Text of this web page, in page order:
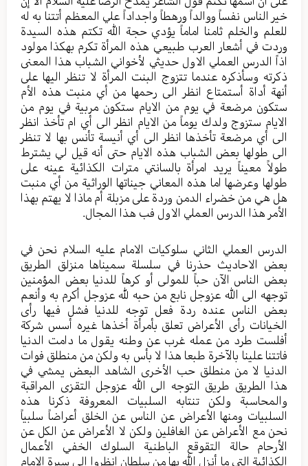
خير الناس نفساً ووالداً ورهطاً واجداداً علي المعظم أتتنا به له
للعلم والخلم ثامنا اماماً يؤدي حجة الله تكتم هذه السيدة
وردت في أشعار العرب طبيعي هذه المرأة تكرم بهكذا مولود
اذاً الدرس العملي الاول حديثي لأخواني الشباب هذا المعنى
ذكرته وسأذكره عندما تتزوج البنت المرأة لا تنظر اليها على
أنهة أداة أستمتاع انظر الى رحمها من أي منبت هذه الأم
ستكون مرضعة في يوم من الايام ستكون مربية في يوم من
الايام ستزوج ولدك يوماً من الايام انظر الى أي ام تأخذ انظر
الى أي مرضعة تأخذها انظر الى أي أنيسة تأنس بها لا تنظر
الى طولها بعض الشباب هذه الايام حتى أنه قيل لي يشترط
طولاً معيناً يريد امرأة بالسانتي مترات الكذائية عينه على
طولها وعرضها اما هذه المعاني جيناتها الوراثية من أي منبت
هل هي من خضراء الدمن وردة على مزبلة أم ماذا لا يهتم بهذا
الأمر هذا الدرس العملي الاول فب هذا المجال.
الدرس العملي الثاني سلوكيات الامام عليه السلام نحن في
بعض الاحاديث حذرنا في سلسلة سميناها منزلق الطريق
بعض الناس الآن حباً للمولى أو كرهاً للدنيا بعض المؤمنين
توجهه الى الله عزوجل نابع من حبه لله عزوجل أكرم به وأنعم
بعض الناس عنده ردة فعل توجه للدنيا فشل فيها رأى
الخيانات رأى الأعراض تعلق بأمرأة أخذها غيره أسس شركة
أفلست طرد من عمله غرب عن وطنه يقول ما دامت الدنيا
فاتتنا علينا بالآخرة طبعا هذا لا بأس به ولكن من منطلق فوات
الدنيا لا من منطلق حب الأخرى الشاهد البعض يمشي في
هذا الطريق طريق التوجه الى الله عزوجل التقزى المراقبة
والمحاسبة ولكن تنتابه السلبيات المعروفة ذكرنا هذه
السلبيات ومنها الأعراض عن الناس عن الخلق أعراضاً سلبياً
نحن مع الأعراض عن الغافلين ولكن لا الأعراض عن الكل عن
الأرحام حالة التقوقع الباطنية السلوك الخفي الأعمال
الكذائية التي ما أنزل الله بها من سلطان انظروا الى سيرة الامام